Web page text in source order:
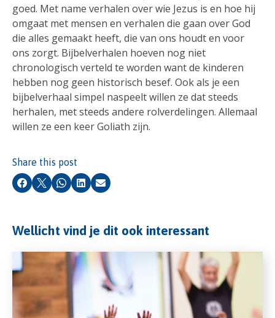
goed. Met name verhalen over wie Jezus is en hoe hij
omgaat met mensen en verhalen die gaan over God
die alles gemaakt heeft, die van ons houdt en voor
ons zorgt. Bijbelverhalen hoeven nog niet
chronologisch verteld te worden want de kinderen
hebben nog geen historisch besef. Ook als je een
bijbelverhaal simpel naspeelt willen ze dat steeds
herhalen, met steeds andere rolverdelingen. Allemaal
willen ze een keer Goliath zijn.
Share this post
Facebook
X Whatsapp
LinkedIn
Email
Wellicht vind je dit ook interessant